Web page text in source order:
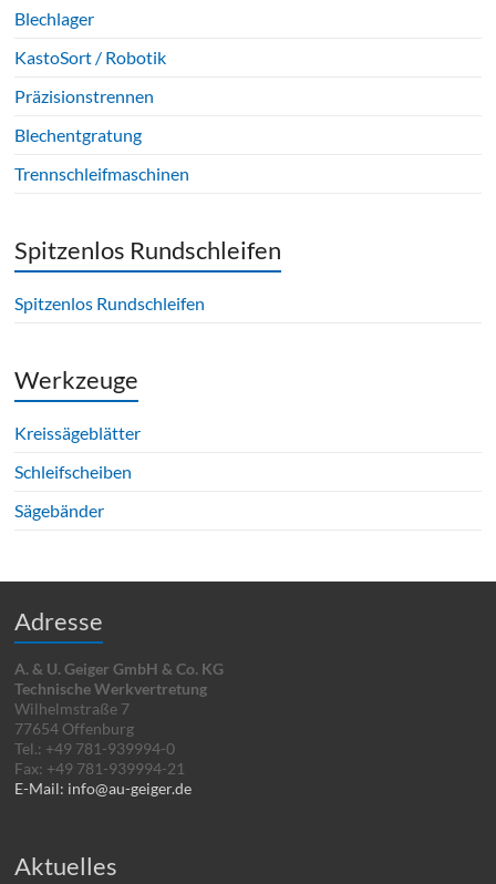
Blechlager
KastoSort / Robotik
Präzisionstrennen
Blechentgratung
Trennschleifmaschinen
Spitzenlos Rundschleifen
Spitzenlos Rundschleifen
Werkzeuge
Kreissägeblätter
Schleifscheiben
Sägebänder
Adresse
A. & U. Geiger GmbH & Co. KG
Technische Werkvertretung
Wilhelmstraße 7
77654 Offenburg
Tel.: +49 781-939994-0
Fax: +49 781-939994-21
E-Mail: info@au-geiger.de
Aktuelles